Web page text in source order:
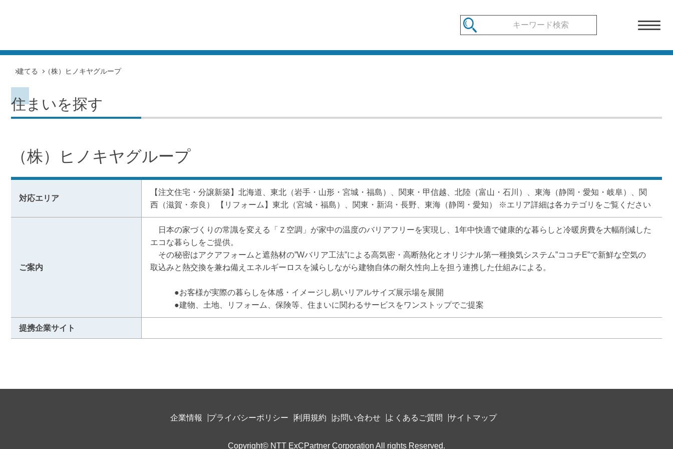
建てる （株）ヒノキヤグループ
住まいを探す
（株）ヒノキヤグループ
対応エリア
【注文住宅・分譲新築】北海道、東北（岩手・山形・宮城・福島）、関東・甲信越、北陸（富山・石川）、東海（静岡・愛知・岐阜）、関
西（滋賀・奈良） 【リフォーム】東北（宮城・福島）、関東・新潟・長野、東海（静岡・愛知） ※エリア詳細は各カテゴリをご覧ください
ご案内
日本の家づくりの常識を変える「Ｚ空調」が家中の温度のバリアフリーを実現し、1年中快適で健康的な暮らしと冷暖房費を大幅削減した
エコな暮らしをご提供。
その秘密はアクアフォームと遮熱材の”Wバリア工法”による高気密・高断熱化とオリジナル第一種換気システム”ココチE”で新鮮な空気の
取込みと熱交換を兼ね備えエネルギーロスを減らしながら建物自体の耐久性向上を担う連携した仕組みによる。
●お客様が実際の暮らしを体感・イメージし易いリアルサイズ展示場を展開
●建物、土地、リフォーム、保険等、住まいに関わるサービスをワンストップでご提案
提携企業サイト
企業情報 プライバシーポリシー 利用規約 お問い合わせ よくあるご質問 サイトマップ
Copyright© NTT ExCPartner Corporation All rights Reserved.